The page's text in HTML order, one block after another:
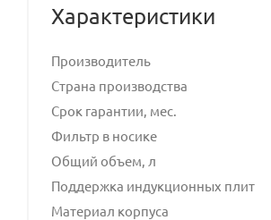
Характеристики
Производитель
Страна производства
Срок гарантии, мес.
Фильтр в носике
Общий объем, л
Поддержка индукционных плит
Материал корпуса